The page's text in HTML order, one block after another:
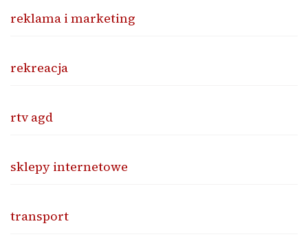
reklama i marketing
rekreacja
rtv agd
sklepy internetowe
transport